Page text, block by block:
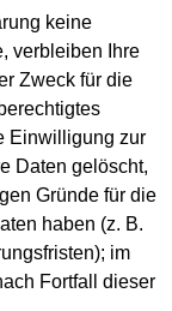
keine
verbleiben Ihre
Zweck für die
Einwilligung zur
Daten gelöscht,
Gründe für die
haben (z. B.
im
Fortfall dieser